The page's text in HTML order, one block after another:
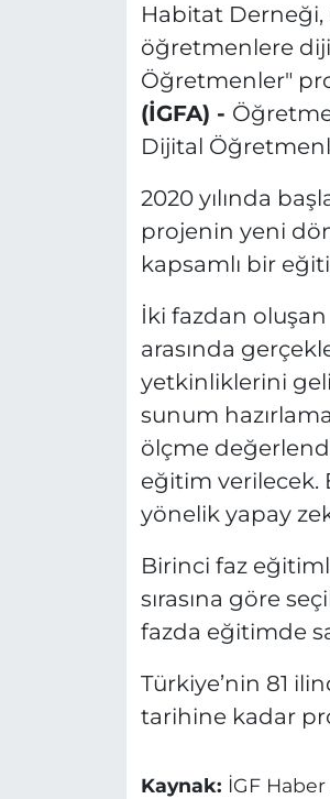
Habitat Derneği,
öğretmenlere
Öğretmenler"
(İGFA) -
Dijital
2020 yılında
projenin yeni
kapsamlı bir
İki fazdan
arasında
yetkinliklerini
sunum
ölçme
eğitim verilecek.
yönelik yapay
Birinci faz
sırasına göre
fazda eğitimde
Türkiye’nin 81
tarihine kadar
Kaynak: İGF Haber